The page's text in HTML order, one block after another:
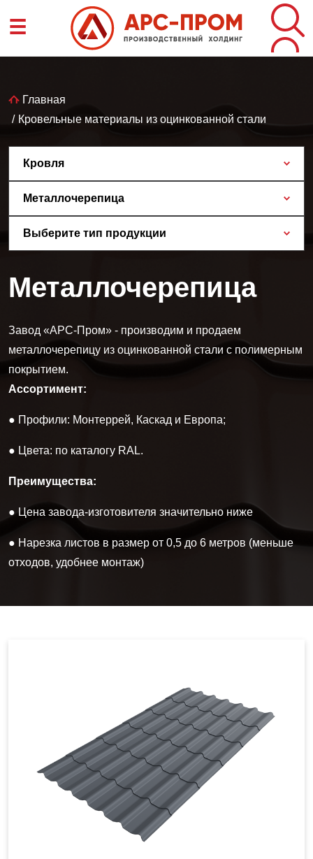
☰
Строка
навигации
Главная
Кровельные материалы из оцинкованной стали
Кровля
Металлочерепица
Выберите тип продукции
Металлочерепица
Завод «АРС-Пром» - производим и продаем
металлочерепицу из оцинкованной стали с полимерным
покрытием.
Ассортимент:
● Профили: Монтеррей, Каскад и Европа;
● Цвета: по каталогу RAL.
Преимущества:
● Цена завода-изготовителя значительно ниже
● Нарезка листов в размер от 0,5 до 6 метров (меньше
отходов, удобнее монтаж)